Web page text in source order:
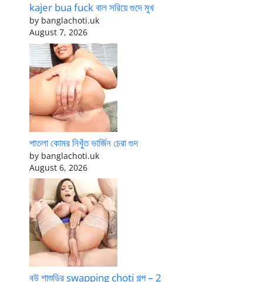
kajer bua fuck বাল সরিয়ে গুদে মুখ
by banglachoti.uk
August 7, 2026
পাতলা কোমর নিখুঁত ভার্জিন চেরা গুদ
by banglachoti.uk
August 6, 2026
বউ শাশুড়ির swapping choti গল্প – 2